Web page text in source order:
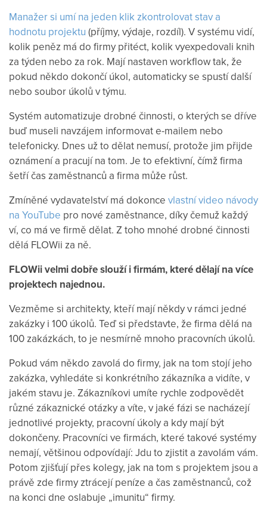
Manažer si umí na jeden klik zkontrolovat stav a
hodnotu projektu (příjmy, výdaje, rozdíl). V systému vidí,
kolik peněz má do firmy přitéct, kolik vyexpedovali knih
za týden nebo za rok. Mají nastaven workflow tak, že
pokud někdo dokončí úkol, automaticky se spustí další
nebo soubor úkolů v týmu.
Systém automatizuje drobné činnosti, o kterých se dříve
buď museli navzájem informovat e-mailem nebo
telefonicky. Dnes už to dělat nemusí, protože jim přijde
oznámení a pracují na tom. Je to efektivní, čímž firma
šetří čas zaměstnanců a firma může růst.
Zmíněné vydavatelství má dokonce vlastní video návody
na YouTube pro nové zaměstnance, díky čemuž každý
ví, co má ve firmě dělat. Z toho mnohé drobné činnosti
dělá FLOWii za ně.
FLOWii velmi dobře slouží i firmám, které dělají na více
projektech najednou.
Vezměme si architekty, kteří mají někdy v rámci jedné
zakázky i 100 úkolů. Teď si představte, že firma dělá na
100 zakázkách, to je nesmírně mnoho pracovních úkolů.
Pokud vám někdo zavolá do firmy, jak na tom stojí jeho
zakázka, vyhledáte si konkrétního zákazníka a vidíte, v
jakém stavu je. Zákazníkovi umíte rychle zodpovědět
různé zákaznické otázky a víte, v jaké fázi se nacházejí
jednotlivé projekty, pracovní úkoly a kdy mají být
dokončeny. Pracovníci ve firmách, které takové systémy
nemají, většinou odpovídají: Jdu to zjistit a zavolám vám.
Potom zjišťují přes kolegy, jak na tom s projektem jsou a
právě zde firmy ztrácejí peníze a čas zaměstnanců, což
na konci dne oslabuje „imunitu“ firmy.